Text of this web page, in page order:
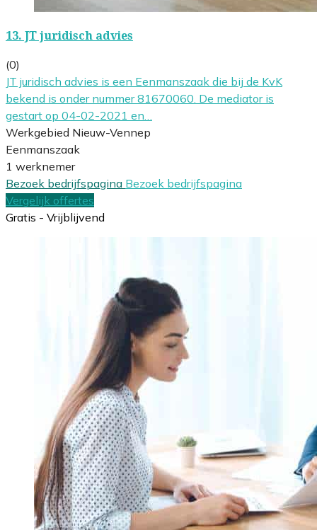
13. JT juridisch advies
(0)
JT juridisch advies is een Eenmanszaak die bij de KvK
bekend is onder nummer 81670060. De mediator is
gestart op 04-02-2021 en…
Werkgebied Nieuw-Vennep
Eenmanszaak
1 werknemer
Bezoek bedrijfspagina Bezoek bedrijfspagina
Vergelijk offertes
Gratis - Vrijblijvend